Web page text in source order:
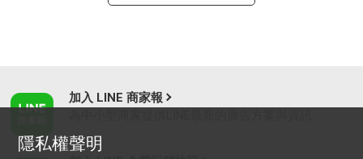
加入 LINE 商家報
隱私權聲明